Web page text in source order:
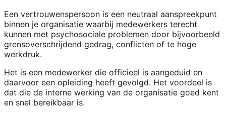
Een vertrouwenspersoon is een neutraal aanspreekpunt
binnen je organisatie waarbij medewerkers terecht
kunnen met psychosociale problemen door bijvoorbeeld
grensoverschrijdend gedrag, conflicten of te hoge
werkdruk.
Het is een medewerker die officieel is aangeduid en
daarvoor een opleiding heeft gevolgd. Het voordeel is
dat die de interne werking van de organisatie goed kent
en snel bereikbaar is.